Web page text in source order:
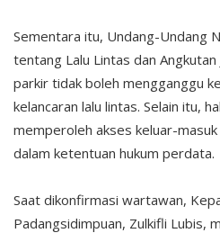
Sementara itu, Undang-Undang
tentang Lalu Lintas dan
parkir tidak boleh mengganggu
kelancaran lalu lintas. Selain itu,
memperoleh akses keluar-
dalam ketentuan hukum perdata.
Saat dikonfirmasi wartawan,
Padangsidimpuan, Zulkifli Lubis,